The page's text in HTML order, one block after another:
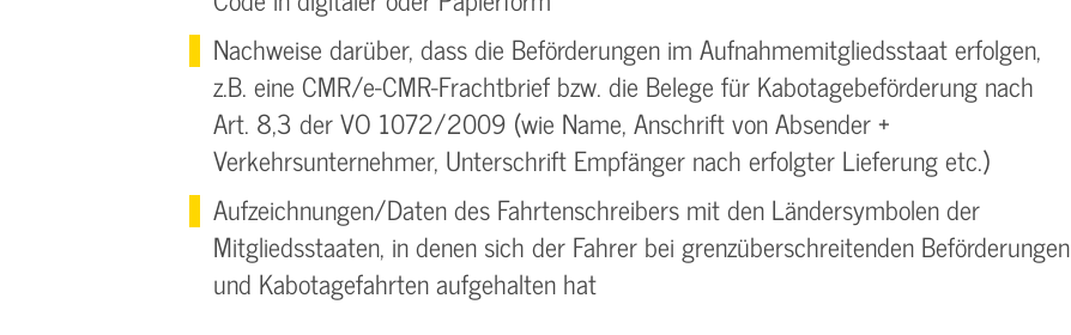
Nachweise darüber, dass die Beförderungen im Aufnahmemitgliedsstaat erfolgen,
z.B. eine CMR/e-CMR-Frachtbrief bzw. die Belege für Kabotagebeförderung nach
Art. 8,3 der VO 1072/2009 (wie Name, Anschrift von Absender +
Verkehrsunternehmer, Unterschrift Empfänger nach erfolgter Lieferung etc.)
Aufzeichnungen/Daten des Fahrtenschreibers mit den Ländersymbolen der
Mitgliedsstaaten, in denen sich der Fahrer bei grenzüberschreitenden Beförderungen
und Kabotagefahrten aufgehalten hat